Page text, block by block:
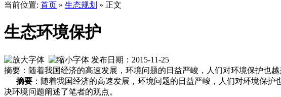
当前位置: 首页 » 生态规划 » 正文
生态环境保护
发布日期：2015-11-25
摘要：随着我国经济的高速发展，环境问题的日益严峻，人们对环境保护也
摘要 ：随着我国经济的高速发展，环境问题的日益严峻，人们对环境保
决环境问题阐述了笔者的观点。